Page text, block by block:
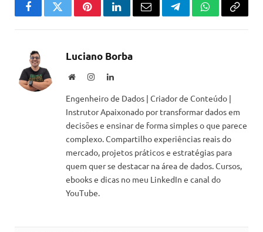
FacebookTwitterPinterestLinkedInEmail TelegramWhatsApp
Copiar
Luciano Borba
WebsiteInstagramLinkedIn
Engenheiro de Dados | Criador de Conteúdo |
Instrutor Apaixonado por transformar dados em
decisões e ensinar de forma simples o que parece
complexo. Compartilho experiências reais do
mercado, projetos práticos e estratégias para
quem quer se destacar na área de dados. Cursos,
ebooks e dicas no meu LinkedIn e canal do
YouTube.